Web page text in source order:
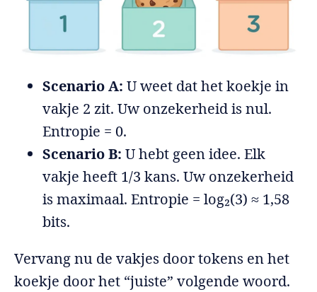
Scenario A: U weet dat het koekje in
vakje 2 zit. Uw onzekerheid is nul.
Entropie = 0.
Scenario B: U hebt geen idee. Elk
vakje heeft 1/3 kans. Uw onzekerheid
is maximaal. Entropie = log₂(3) ≈ 1,58
bits.
Vervang nu de vakjes door tokens en het
koekje door het “juiste” volgende woord.